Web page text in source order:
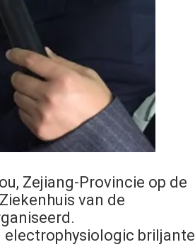
Zejiang-Provincie op de
van de
electrophysiologic briljante